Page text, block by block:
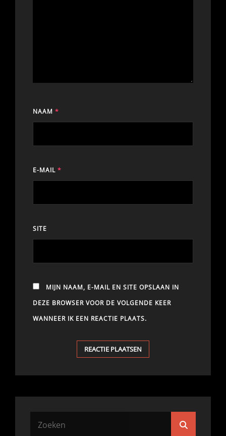
NAAM *
E-MAIL *
SITE
MIJN NAAM, E-MAIL EN SITE OPSLAAN IN
DEZE BROWSER VOOR DE VOLGENDE KEER
WANNEER IK EEN REACTIE PLAATS.